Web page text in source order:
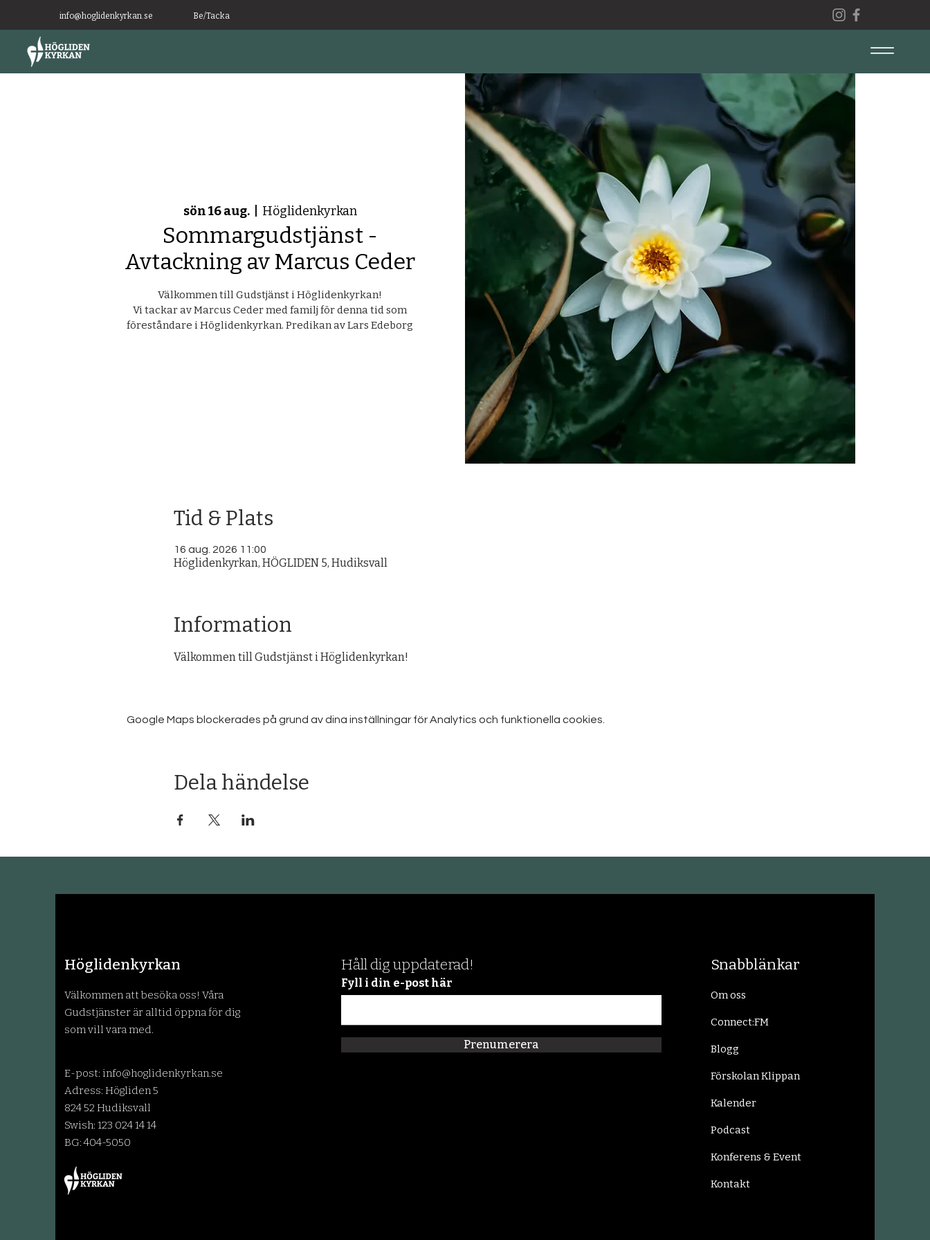
info@hoglidenkyrkan.se Be/Tacka
sön 16 aug.
  |
Höglidenkyrkan
Sommargudstjänst -
Avtackning av Marcus Ceder
Välkommen till Gudstjänst i Höglidenkyrkan!
Vi tackar av Marcus Ceder med familj för denna tid som
föreståndare i Höglidenkyrkan. Predikan av Lars Edeborg
Tid & Plats
16 aug. 2026 11:00
Höglidenkyrkan, HÖGLIDEN 5, Hudiksvall
Information
Välkommen till Gudstjänst i Höglidenkyrkan!
Google Maps blockerades på grund av dina inställningar för Analytics och funktionella cookies.
Dela händelse
Höglidenkyrkan
Välkommen att besöka oss! Våra
Gudstjänster är alltid öppna för dig
som vill vara med.
E-post: info@hoglidenkyrkan.se
Adress: Högliden 5
824 52 Hudiksvall
Swish: 123 024 14 14
BG: 404-5050
Håll dig uppdaterad!
Fyll i din e-post här
Prenumerera
Snabblänkar
Om oss
Connect:FM
Blogg
Förskolan Klippan
Kalender
Podcast
Konferens & Event
Kontakt